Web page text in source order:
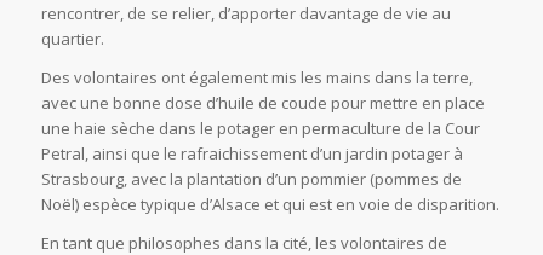
rencontrer, de se relier, d’apporter davantage de vie au
quartier.
Des volontaires ont également mis les mains dans la terre,
avec une bonne dose d’huile de coude pour mettre en place
une haie sèche dans le potager en permaculture de la Cour
Petral, ainsi que le rafraichissement d’un jardin potager à
Strasbourg, avec la plantation d’un pommier (pommes de
Noël) espèce typique d’Alsace et qui est en voie de disparition.
En tant que philosophes dans la cité, les volontaires de